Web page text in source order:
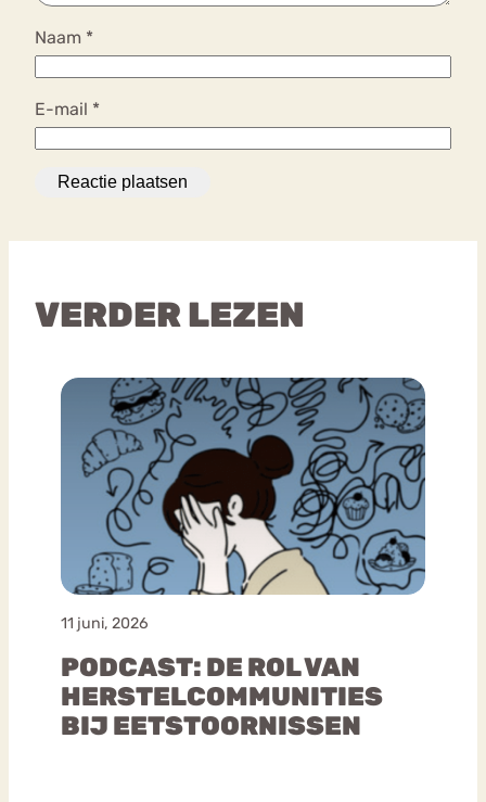
Naam *
E-mail *
VERDER LEZEN
11 juni, 2026
PODCAST: DE ROL VAN
HERSTELCOMMUNITIES
BIJ EETSTOORNISSEN